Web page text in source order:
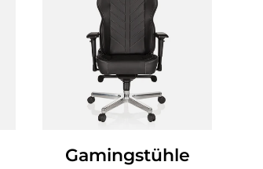
Gamingstühle